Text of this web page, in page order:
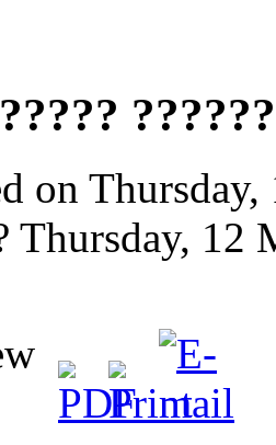
on
Thursday, 12